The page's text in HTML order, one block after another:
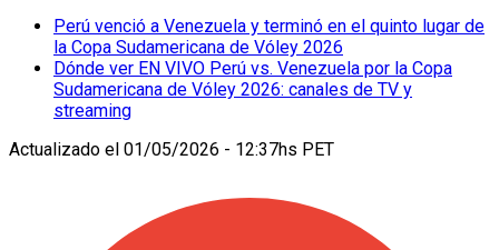
Perú venció a Venezuela y terminó en el quinto lugar de
la Copa Sudamericana de Vóley 2026
Dónde ver EN VIVO Perú vs. Venezuela por la Copa
Sudamericana de Vóley 2026: canales de TV y
streaming
Actualizado el 01/05/2026 - 12:37hs PET